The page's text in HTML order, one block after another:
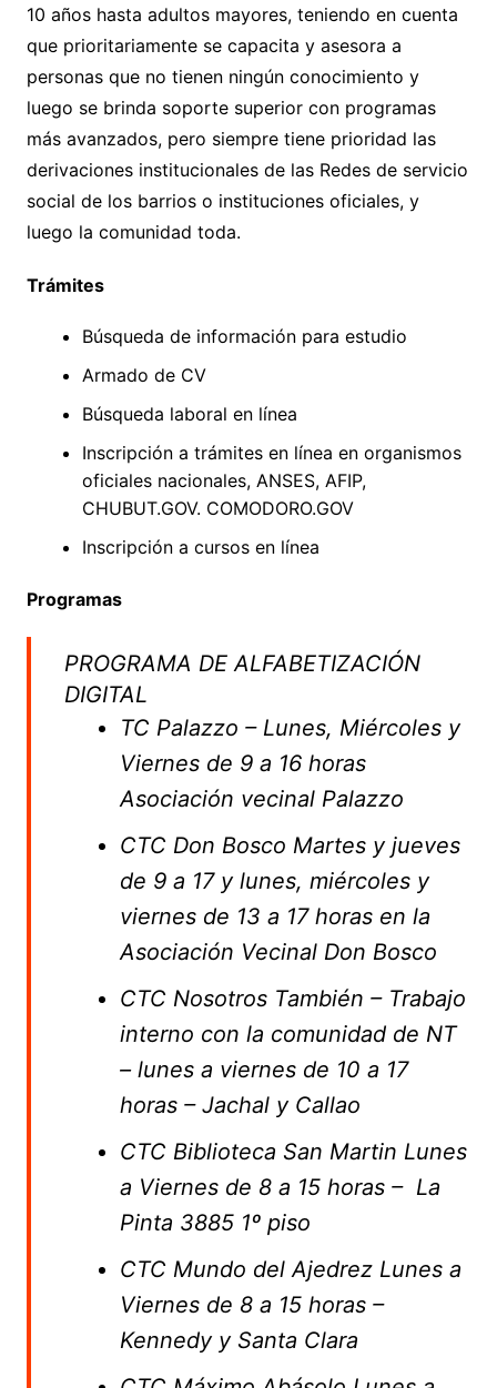
10 años hasta adultos mayores, teniendo en cuenta
que prioritariamente se capacita y asesora a
personas que no tienen ningún conocimiento y
luego se brinda soporte superior con programas
más avanzados, pero siempre tiene prioridad las
derivaciones institucionales de las Redes de servicio
social de los barrios o instituciones oficiales, y
luego la comunidad toda.
Trámites
Búsqueda de información para estudio
Armado de CV
Búsqueda laboral en línea
Inscripción a trámites en línea en organismos
oficiales nacionales, ANSES, AFIP,
CHUBUT.GOV. COMODORO.GOV
Inscripción a cursos en línea
Programas
PROGRAMA DE ALFABETIZACIÓN
DIGITAL
TC Palazzo – Lunes, Miércoles y
Viernes de 9 a 16 horas
Asociación vecinal Palazzo
CTC Don Bosco Martes y jueves
de 9 a 17 y lunes, miércoles y
viernes de 13 a 17 horas en la
Asociación Vecinal Don Bosco
CTC Nosotros También – Trabajo
interno con la comunidad de NT
– lunes a viernes de 10 a 17
horas – Jachal y Callao
CTC Biblioteca San Martin Lunes
a Viernes de 8 a 15 horas – La
Pinta 3885 1º piso
CTC Mundo del Ajedrez Lunes a
Viernes de 8 a 15 horas –
Kennedy y Santa Clara